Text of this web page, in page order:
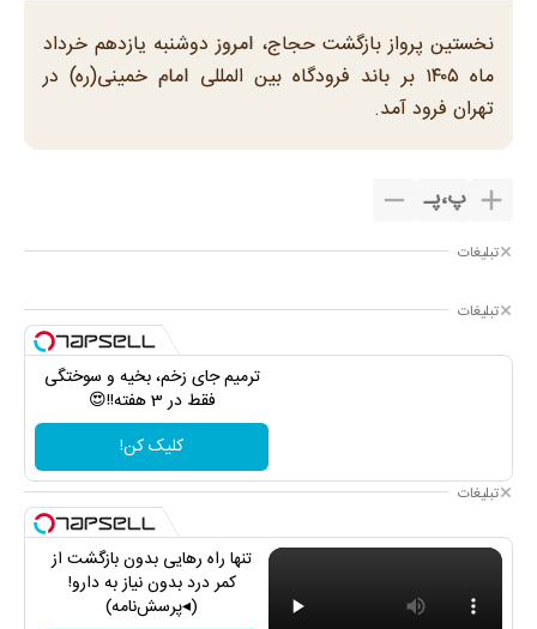
نخستین پرواز بازگشت حجاج، امروز دوشنبه یازدهم خرداد
ماه ۱۴۰۵ بر باند فرودگاه بین المللی امام خمینی(ره) در
تهران فرود آمد.
پ،پـ
تبلیغات
تبلیغات
ترمیم جای زخم، بخیه و سوختگی
فقط در 3 هفته!!😍
کلیک کن!
تبلیغات
تنها راه رهایی بدون بازگشت از
کمر درد بدون نیاز به دارو!
(◂پرسش‌نامه)